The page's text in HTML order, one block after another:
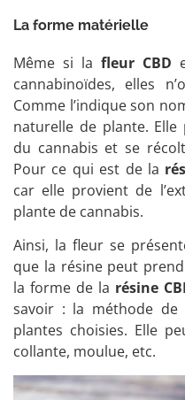
La forme matérielle
Même si la fleur CBD
cannabinoïdes, elles
Comme l’indique son
naturelle de plante.
du cannabis et se
Pour ce qui est de la
car elle provient de
plante de cannabis.
Ainsi, la fleur se
que la résine peut
la forme de la résine
savoir : la méthode
plantes choisies. Elle
collante, moulue, etc.